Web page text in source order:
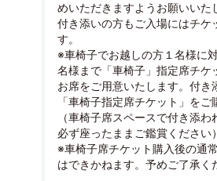
めいただきますようお願いいた
付き添いの方もご入場にはチケ
す。
※車椅子でお越しの方１名様に
名様まで「車椅子」指定席チケ
お席をご用意いたします。付き
「車椅子指定席チケット」をご
（車椅子席スペースで付き添わ
必ず座ったままご鑑賞ください）
※車椅子席チケット購入後の通
はできかねます。予めご了承く